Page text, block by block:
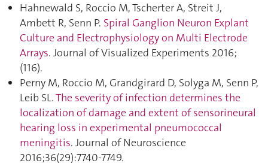
Hahnewald S, Roccio M, Tscherter A, Streit J,
Ambett R, Senn P. Spiral Ganglion Neuron Explant
Culture and Electrophysiology on Multi Electrode
Arrays. Journal of Visualized Experiments 2016;
(116).
Perny M, Roccio M, Grandgirard D, Solyga M, Senn P,
Leib SL.The severity of infection determines the
localization of damage and extent of sensorineural
hearing loss in experimental pneumococcal
meningitis. Journal of Neuroscience
2016;36(29):7740‑7749.